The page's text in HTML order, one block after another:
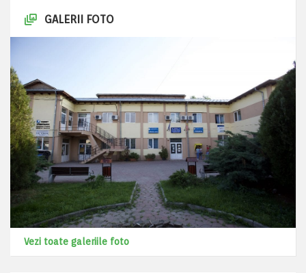
GALERII FOTO
Vezi toate galeriile foto